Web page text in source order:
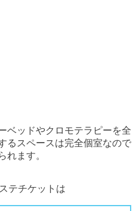
ベッドやクロモテラピーを全
るスペースは完全個室なので
れます。
テチケットは